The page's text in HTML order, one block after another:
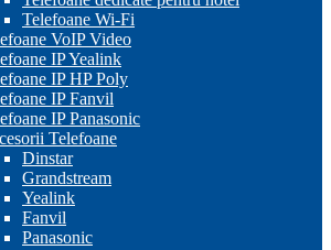
Telefoane Wi-Fi
VoIP Video
IP Yealink
IP HP Poly
IP Fanvil
IP Panasonic
Telefoane
Dinstar
Grandstream
Yealink
Fanvil
Panasonic